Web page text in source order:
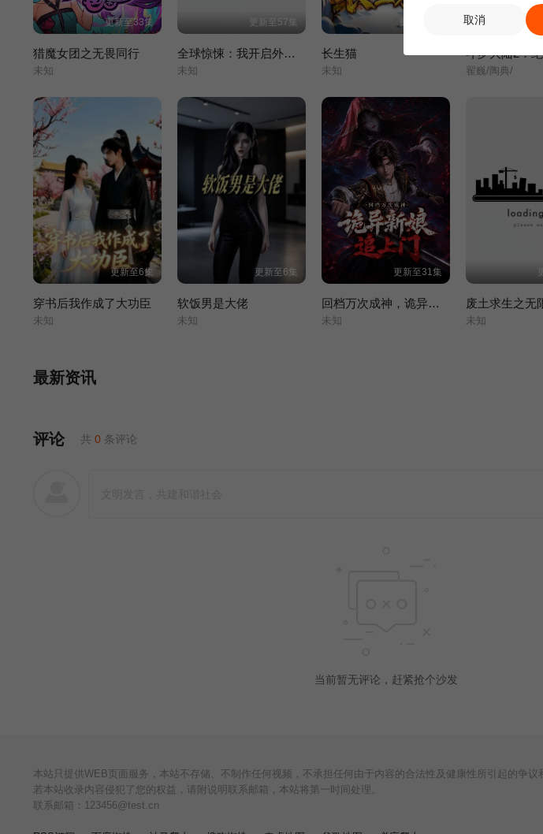
更新至33集
猎魔女团之无畏同行
未知
更新至57集
全球惊悚：我开启外挂自选商城 动态漫画
未知
更新至8集
长生猫
未知
斗罗大陆2：
翟巍/陶典/
更新至6集
穿书后我作成了大功臣
未知
更新至6集
软饭男是大佬
未知
更新至31集
回档万次成神，诡异新娘追上门
未知
废土求生之无
未知
最新资讯
评论 共 0 条评论
当前暂无评论，赶紧抢个沙发
本站只提供WEB页面服务，本站不存储、不制作任何视频，不承担任何由于内容的合法性及健康性所引起的争议
若本站收录内容侵犯了您的权益，请附说明联系邮箱，本站将第一时间处理。
联系邮箱：123456@test.cn
取消